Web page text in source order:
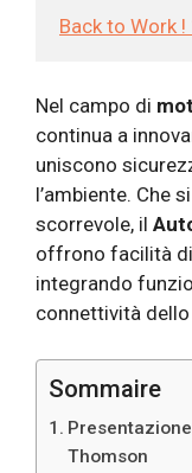
Back to Work
Nel campo di
continua a
uniscono
l’ambiente. Che
scorrevole, il
offrono facilità
integrando
connettività
Sommaire
Thomson